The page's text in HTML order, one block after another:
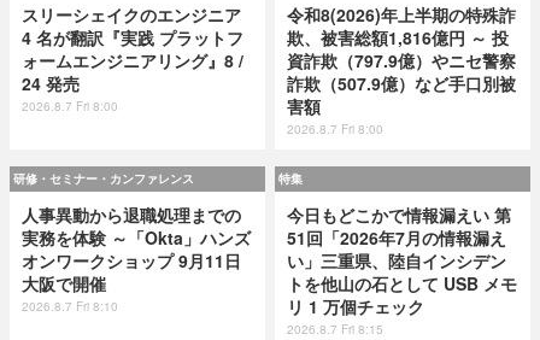
スリーシェイクのエンジニア
4 名が翻訳『実践 プラットフ
ォームエンジニアリング』8 /
24 発売
2026.8.7 Fri 8:00
令和8(2026)年上半期の特殊詐
欺、被害総額1,816億円 ～ 投
資詐欺（797.9億）やニセ警察
詐欺（507.9億）など手口別被
害額
2026.8.7 Fri 8:00
研修・セミナー・カンファレンス
人事異動から退職処理までの
実務を体験 ～「Okta」ハンズ
オンワークショップ 9月11日
大阪で開催
2026.8.7 Fri 8:10
特集
今日もどこかで情報漏えい 第
51回「2026年7月の情報漏え
い」三重県、陸自インシデン
トを他山の石として USB メモ
リ 1 万個チェック
2026.8.7 Fri 8:15